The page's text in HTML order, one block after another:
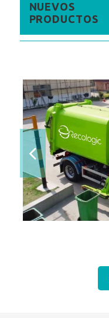
NUEVOS
PRODUCTOS